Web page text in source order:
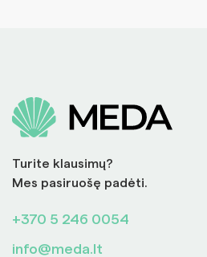
Turite klausimų?
Mes pasiruošę padėti.
+370 5 246 0054
info@meda.lt